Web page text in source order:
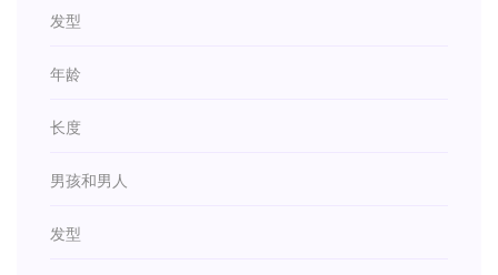
发型
年龄
长度
男孩和男人
发型